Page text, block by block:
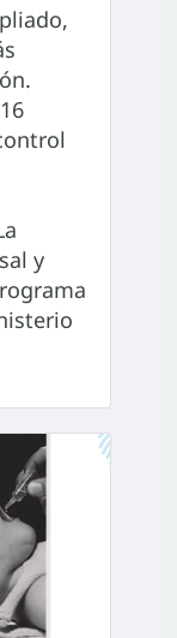
y